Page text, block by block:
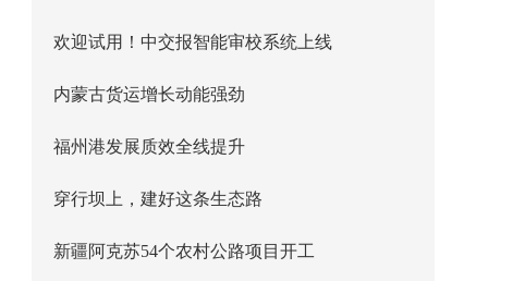
欢迎试用！中交报智能审校系统上线
内蒙古货运增长动能强劲
福州港发展质效全线提升
穿行坝上，建好这条生态路
新疆阿克苏54个农村公路项目开工